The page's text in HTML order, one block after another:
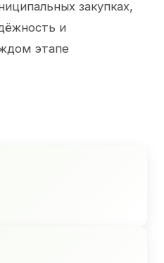
закупках,
и
этапе